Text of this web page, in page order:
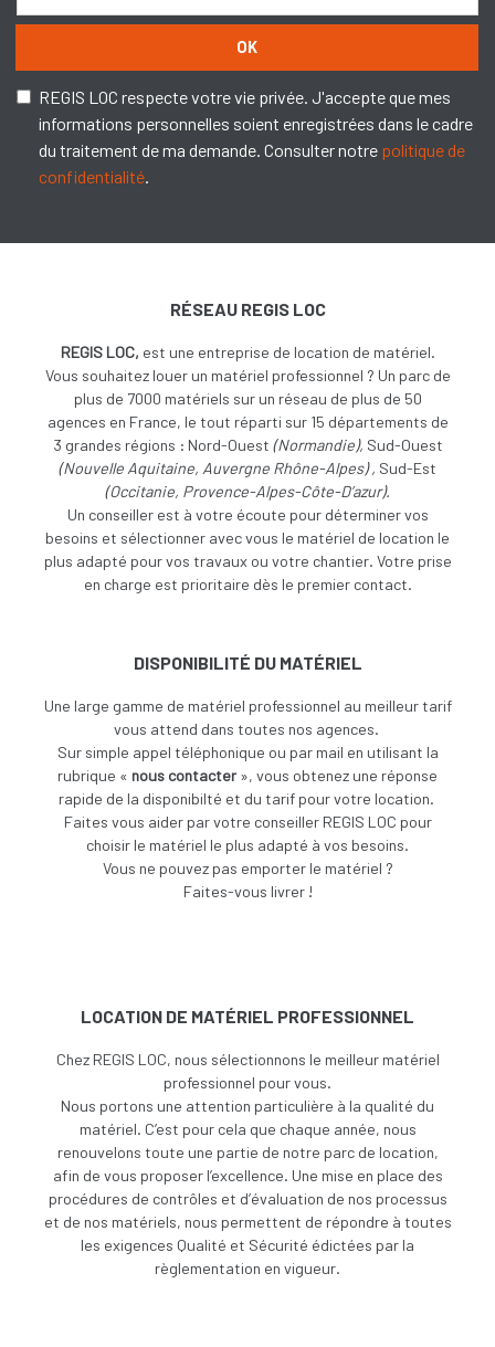
OK
REGIS LOC respecte votre vie privée. J'accepte que mes
informations personnelles soient enregistrées dans le cadre
du traitement de ma demande. Consulter notre politique de
confidentialité.
RÉSEAU REGIS LOC
REGIS LOC, est une entreprise de location de matériel.
Vous souhaitez louer un matériel professionnel ? Un parc de
plus de 7000 matériels sur un réseau de plus de 50
agences en France, le tout réparti sur 15 départements de
3 grandes régions : Nord-Ouest (Normandie), Sud-Ouest
(Nouvelle Aquitaine, Auvergne Rhône-Alpes) , Sud-Est
(Occitanie, Provence-Alpes-Côte-D’azur).
Un conseiller est à votre écoute pour déterminer vos
besoins et sélectionner avec vous le matériel de location le
plus adapté pour vos travaux ou votre chantier. Votre prise
en charge est prioritaire dès le premier contact.
DISPONIBILITÉ DU MATÉRIEL
Une large gamme de matériel professionnel au meilleur tarif
vous attend dans toutes nos agences.
Sur simple appel téléphonique ou par mail en utilisant la
rubrique « nous contacter», vous obtenez une réponse
rapide de la disponibilté et du tarif pour votre location.
Faites vous aider par votre conseiller REGIS LOC pour
choisir le matériel le plus adapté à vos besoins.
Vous ne pouvez pas emporter le matériel ?
Faites-vous livrer !
LOCATION DE MATÉRIEL PROFESSIONNEL
Chez REGIS LOC, nous sélectionnons le meilleur matériel
professionnel pour vous.
Nous portons une attention particulière à la qualité du
matériel. C’est pour cela que chaque année, nous
renouvelons toute une partie de notre parc de location,
afin de vous proposer l’excellence. Une mise en place des
procédures de contrôles et d’évaluation de nos processus
et de nos matériels, nous permettent de répondre à toutes
les exigences Qualité et Sécurité édictées par la
règlementation en vigueur.